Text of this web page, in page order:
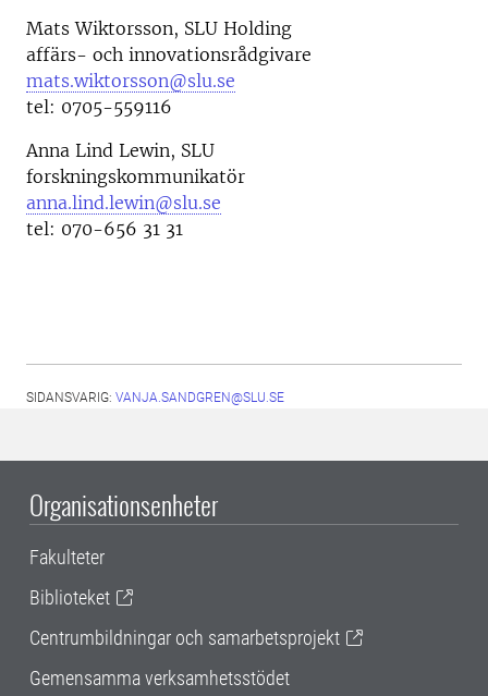
Mats Wiktorsson, SLU Holding
affärs- och innovationsrådgivare
mats.wiktorsson@slu.se
tel: 0705-559116
Anna Lind Lewin, SLU
forskningskommunikatör
anna.lind.lewin@slu.se
tel: 070-656 31 31
SIDANSVARIG: VANJA.SANDGREN@SLU.SE
Organisationsenheter
Fakulteter
Biblioteket
Centrumbildningar och samarbetsprojekt
Gemensamma verksamhetsstödet